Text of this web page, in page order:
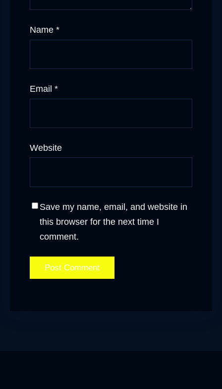
Name *
Email *
Website
Save my name, email, and website in
this browser for the next time I
comment.